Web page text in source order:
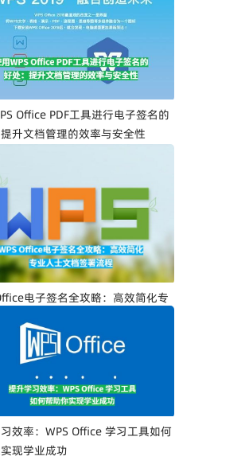
你创建专属电子签名
Office PDF工具进行电子签名的
升文档管理的效率与安全性
电子签名全攻略：高效简化专
效率：WPS Office 学习工具如何
现学业成功